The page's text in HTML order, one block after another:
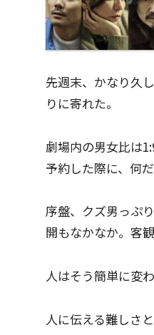
先週末、かなり久
りに寄れた。
劇場内の男女比は
予約した際に、何
序盤、クズ男っぷ
開もなかなか。客
人はそう簡単に変
人に伝える難しさ